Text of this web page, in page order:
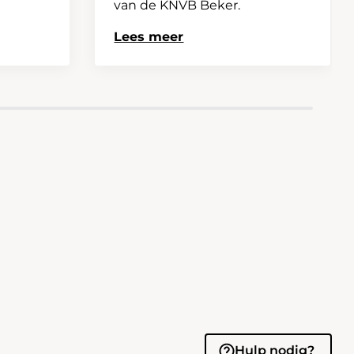
van de KNVB Beker.
Lees meer
Hulp nodig?